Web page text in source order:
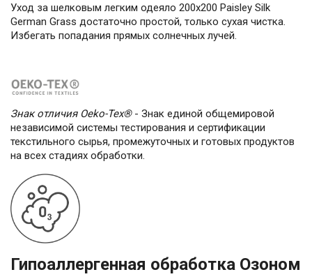
Уход за шелковым легким одеяло 200х200 Paisley Silk
German Grass достаточно простой, только сухая чистка.
Избегать попадания прямых солнечных лучей.
Знак отличия Oeko-Tex® - Знак единой общемировой
независимой системы тестирования и сертификации
текстильного сырья, промежуточных и готовых продуктов
на всех стадиях обработки.
Гипоаллергенная обработка Озоном